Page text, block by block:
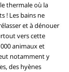
thermale où la
! Les bains ne
et à dénouer
vers cette
animaux et
notamment y
des hyènes